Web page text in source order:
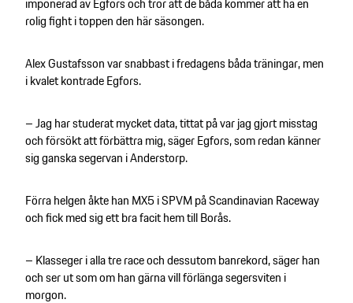
rolig fight i toppen den här säsongen.
Alex Gustafsson var snabbast i fredagens båda träningar, men
i kvalet kontrade Egfors.
– Jag har studerat mycket data, tittat på var jag gjort misstag
och försökt att förbättra mig, säger Egfors, som redan känner
sig ganska segervan i Anderstorp.
Förra helgen åkte han MX5 i SPVM på Scandinavian Raceway
och fick med sig ett bra facit hem till Borås.
– Klasseger i alla tre race och dessutom banrekord, säger han
och ser ut som om han gärna vill förlänga segersviten i
morgon.